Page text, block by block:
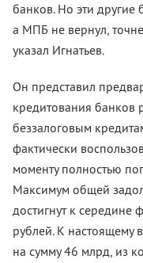
банков. Но эти другие
а МПБ не вернул,
указал Игнатьев.
Он представил
кредитования банков
беззалоговым
фактически
моменту полностью
Максимум общей
достигнут к середине
рублей. К настоящему
на сумму 46 млрд, из